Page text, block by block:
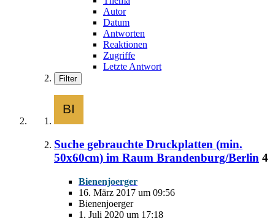
Autor
Datum
Antworten
Reaktionen
Zugriffe
Letzte Antwort
Filter
Suche gebrauchte Druckplatten (min.
50x60cm) im Raum Brandenburg/Berlin 4
Bienenjoerger
16. März 2017 um 09:56
Bienenjoerger
1. Juli 2020 um 17:18